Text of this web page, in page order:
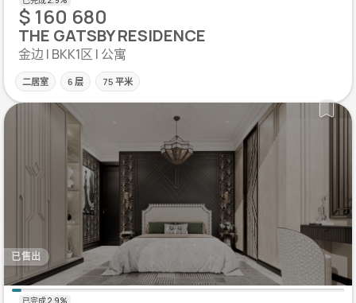
$ 160 680
THE GATSBY RESIDENCE
金边 | BKK1区 | 公寓
二居室 6 层 75 平米
已售出